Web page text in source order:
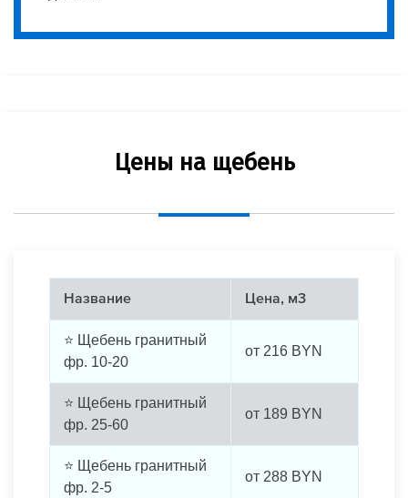
Цены на щебень
Название Цена, м3
⭐ Щебень гранитный
фр. 10-20
от 216 BYN
⭐ Щебень гранитный
фр. 25-60
от 189 BYN
⭐ Щебень гранитный
фр. 2-5
от 288 BYN